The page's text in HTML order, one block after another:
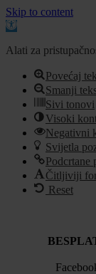
Skip to content
Open
Alati za
Povećaj
Smanji
Sivi tonovi
Visoki
Negativni
Svijetla
Podcrtane
Čitljiviji
Reset